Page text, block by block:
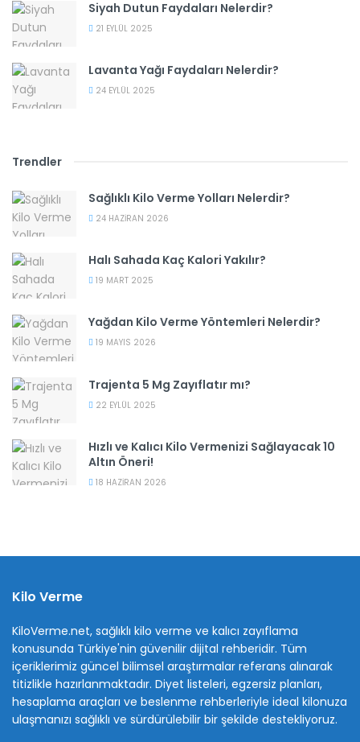
Siyah Dutun Faydaları Nelerdir?
21 EYLÜL 2025
Lavanta Yağı Faydaları Nelerdir?
24 EYLÜL 2025
Trendler
Sağlıklı Kilo Verme Yolları Nelerdir?
24 HAZIRAN 2026
Halı Sahada Kaç Kalori Yakılır?
19 MART 2025
Yağdan Kilo Verme Yöntemleri Nelerdir?
19 MAYIS 2026
Trajenta 5 Mg Zayıflatır mı?
22 EYLÜL 2025
Hızlı ve Kalıcı Kilo Vermenizi Sağlayacak 10
Altın Öneri!
18 HAZIRAN 2026
Kilo Verme
KiloVerme.net, sağlıklı kilo verme ve kalıcı zayıflama
konusunda Türkiye'nin güvenilir dijital rehberidir. Tüm
içeriklerimiz güncel bilimsel araştırmalar referans alınarak
titizlikle hazırlanmaktadır. Diyet listeleri, egzersiz planları,
hesaplama araçları ve beslenme rehberleriyle ideal kilonuza
ulaşmanızı sağlıklı ve sürdürülebilir bir şekilde destekliyoruz.